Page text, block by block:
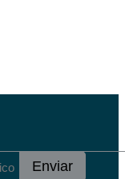
Enviar